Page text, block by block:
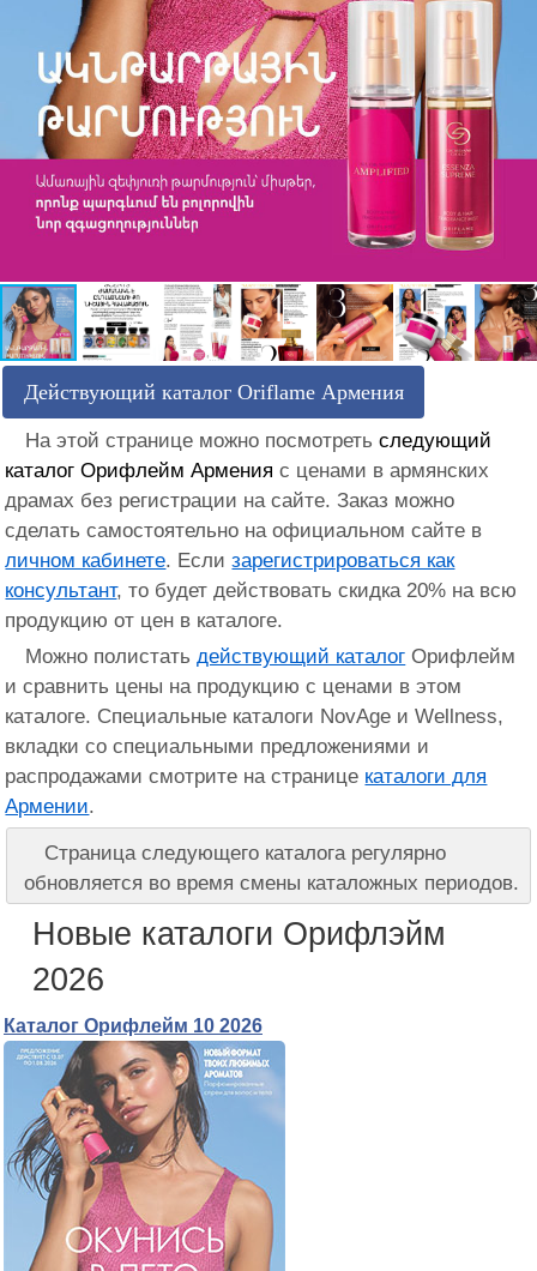
Действующий каталог Oriflame Армения
На этой странице можно посмотретьследующий
каталог Орифлейм Армения с ценами в армянских
драмах без регистрации на сайте. Заказ можно
сделать самостоятельно на официальном сайте в
личном кабинете. Еслизарегистрироваться как
консультант, то будет действовать скидка 20% на всю
продукцию от цен в каталоге.
Можно полистатьдействующий каталог Орифлейм
и сравнить цены на продукцию с ценами в этом
каталоге. Специальные каталоги NovAge и Wellness,
вкладки со специальными предложениями и
распродажами смотрите на странице каталоги для
Армении.
Страница следующего каталога регулярно
обновляется во время смены каталожных периодов.
Новые каталоги Орифлэйм
2026
Каталог Орифлейм 10 2026